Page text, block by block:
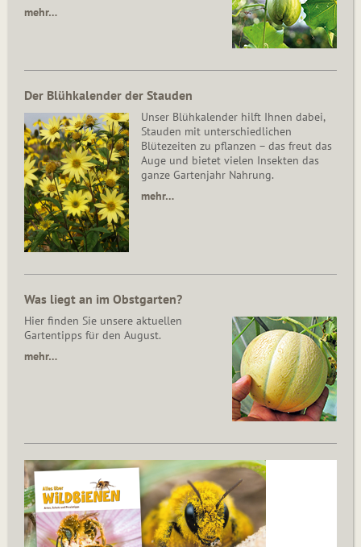
mehr…
Der Blühkalender der Stauden
Unser Blühkalender hilft Ihnen dabei,
Stauden mit unterschiedlichen
Blütezeiten zu pflanzen – das freut das
Auge und bietet vielen Insekten das
ganze Gartenjahr Nahrung.
mehr…
Was liegt an im Obstgarten?
Hier finden Sie unsere aktuellen
Gartentipps für den August.
mehr…